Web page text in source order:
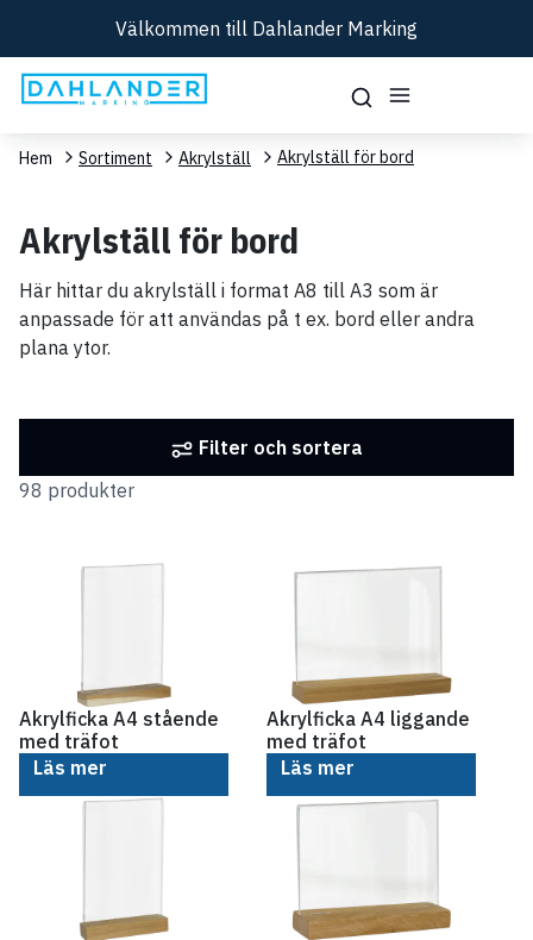
Välkommen till Dahlander Marking
Hem Sortiment Akrylställ Akrylställ för bord
Akrylställ för bord
Här hittar du akrylställ i format A8 till A3 som är
anpassade för att användas på t ex. bord eller andra
plana ytor.
Filter och sortera
98 produkter
Akrylficka A4 stående
med träfot
Läs mer
Akrylficka A4 liggande
med träfot
Läs mer